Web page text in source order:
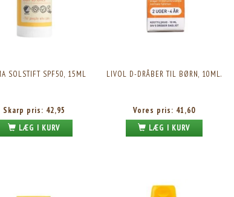
SOLSTIFT SPF50, 15ML
Skarp pris: 42,95
LÆG I KURV
LIVOL D-DRÅBER TIL BØRN, 10ML.
Vores pris: 41,60
LÆG I KURV